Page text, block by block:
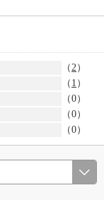
（2）
（ 1 ）
（0）
（0）
（0）